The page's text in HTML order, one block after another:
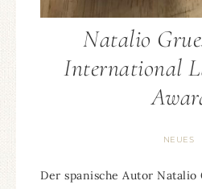
Natalio
International
NEUES
Der spanische Autor